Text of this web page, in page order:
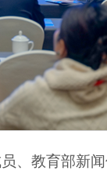
、教育部新